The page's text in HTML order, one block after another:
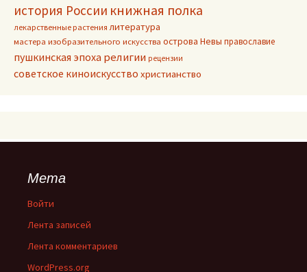
история России книжная полка
лекарственные растения литература
мастера изобразительного искусства острова Невы православие
пушкинская эпоха религии рецензии
советское киноискусство христианство
Мета
Войти
Лента записей
Лента комментариев
WordPress.org